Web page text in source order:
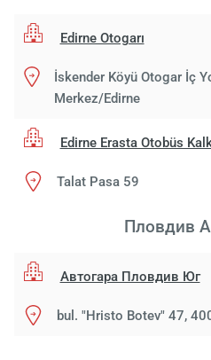
Edirne Otogarı
İskender Köyü Otogar İç
Merkez/Edirne
Edirne Erasta Otobüs
Talat Pasa 59
Пловдив
Автогара Пловдив Юг
bul. "Hristo Botev" 47,